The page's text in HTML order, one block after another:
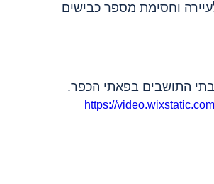
וחסימת מספר כבישים
התושבים בפאתי הכפר.
https://